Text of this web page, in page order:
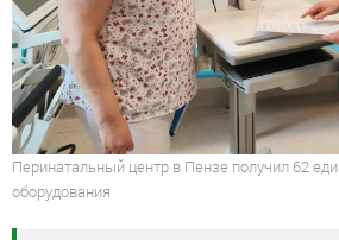
Перинатальный центр в Пензе получил 62
оборудования